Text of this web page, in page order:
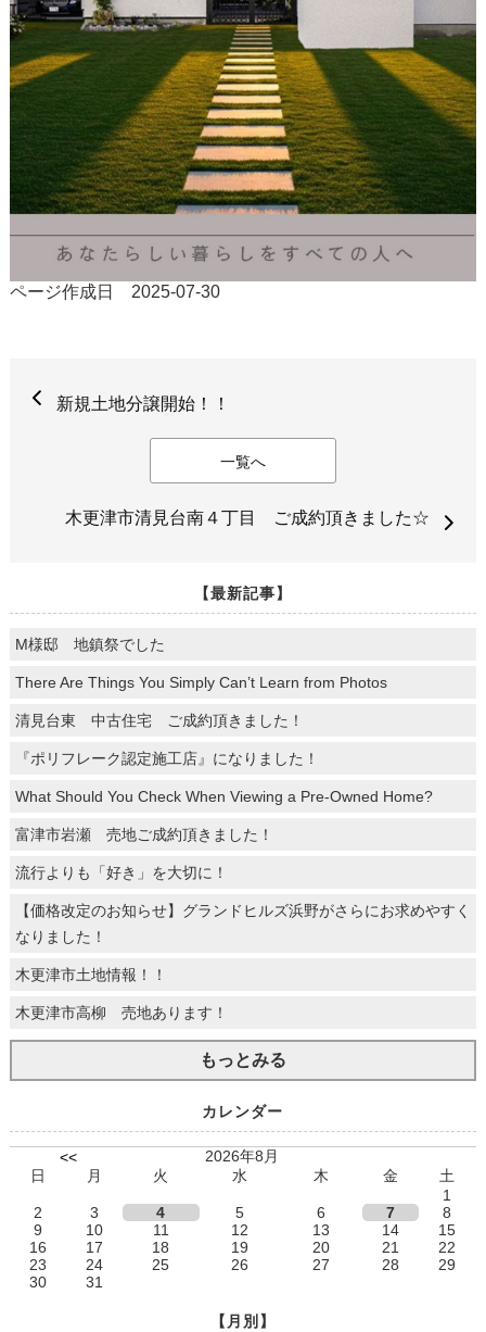
ページ作成日 2025-07-30
新規土地分譲開始！！
一覧へ
木更津市清見台南４丁目 ご成約頂きました☆
【最新記事】
M様邸 地鎮祭でした
There Are Things You Simply Can’t Learn from Photos
清見台東 中古住宅 ご成約頂きました！
『ポリフレーク認定施工店』になりました！
What Should You Check When Viewing a Pre-Owned Home?
富津市岩瀬 売地ご成約頂きました！
流行よりも「好き」を大切に！
【価格改定のお知らせ】グランドヒルズ浜野がさらにお求めやすく
なりました！
木更津市土地情報！！
木更津市高柳 売地あります！
もっとみる
カレンダー
<<
2026年8月
日
月 火 水 木 金
土
1
2
3 4 5 6 7
8
9
10 11 12 13 14
15
16
17 18 19 20 21
22
23
24 25 26 27 28
29
30
31
【月別】